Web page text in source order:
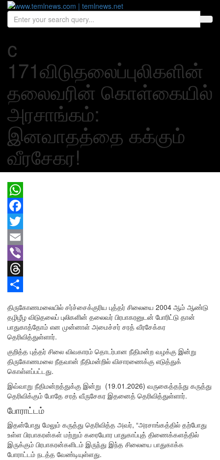
c
171விடுதலைப்புலிகளின்
தலைவரின் கொள்கையில்
அரசாங்கம்:
இனவாதத்தை கக்கும்
வீரசேகர!
WhatsApp
Facebook
Twitter
Email
Viber
Threads
திருகோணமலையில் சர்ச்சைக்குரிய புத்தர் சிலையை 2004 ஆம் ஆண்டு
தழிழீழ விடுதலைப் புலிகளின் தலைவர் பிரபாகரனுடன் போரிட்டு தான்
பாதுகாத்தோம் என முன்னாள் அமைச்சர் சரத் வீரசேக்கர
தெரிவித்துள்ளார்.
குறித்த புத்தர் சிலை விவகாரம் தொடர்பான நீதிமன்ற வழக்கு இன்று
திருகோணமலை நீதவான் நீதிமன்றில் விசாரணைக்கு எடுத்துக்
கொள்ளப்பட்டது.
இவ்வாறு நீதிமன்றத்துக்கு இன்று (19.01.2026) வருகைத்தந்து கருத்து
தெரிவிக்கும் போதே சரத் வீருசேகர இதனைத் தெரிவித்துள்ளார்.
போராட்டம்
இதன்போது மேலும் கருத்து தெரிவித்த அவர், “அரசாங்கத்தில் தற்போது
உள்ள பிரபாகரன்கள் மற்றும் கரையோர பாதுகாப்புத் திணைக்களத்தில்
இருக்கும் பிரபாகரன்களிடம் இருந்து இந்த சிலையை பாதுகாக்க
போராட்டம் நடத்த வேண்டியுள்ளது.